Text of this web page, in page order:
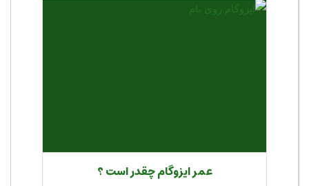
عمر ایزوگام چقدر است ؟